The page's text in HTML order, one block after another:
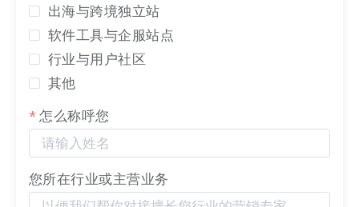
（AI调度系统架构图）
按需叠加AR预览、多语言适配、CRM系统对接
出海与跨境独立站
软件工具与企服站点
行业与用户社区
其他
怎么称呼您
您所在行业或主营业务